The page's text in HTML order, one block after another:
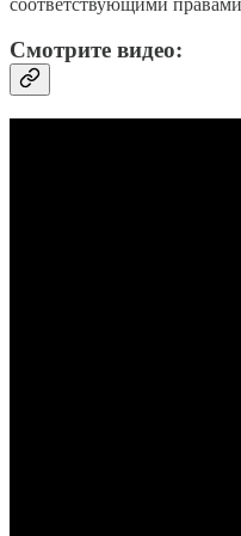
Смотрите видео: